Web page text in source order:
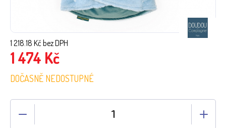
1 218.18 Kč bez DPH
1 474 Kč
DOČASNĚ NEDOSTUPNÉ